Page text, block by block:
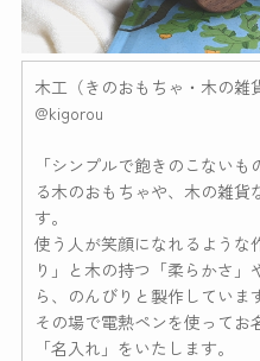
木工（きのおもちゃ・木の雑
@kigorou
「シンプルで飽きのこない
る木のおもちゃや、木の雑
す。
使う人が笑顔になれるような
り」と木の持つ「柔らかさ
ら、のんびりと製作していま
その場で電熱ペンを使ってお
「名入れ」をいたします。